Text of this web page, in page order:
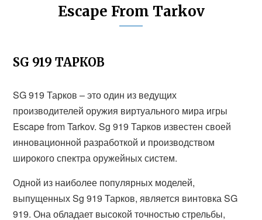
Escape From Tarkov
SG 919 ТАРКОВ
SG 919 Тарков – это один из ведущих
производителей оружия виртуального мира игры
Escape from Tarkov. Sg 919 Тарков известен своей
инновационной разработкой и производством
широкого спектра оружейных систем.
Одной из наиболее популярных моделей,
выпущенных Sg 919 Тарков, является винтовка SG
919. Она обладает высокой точностью стрельбы,